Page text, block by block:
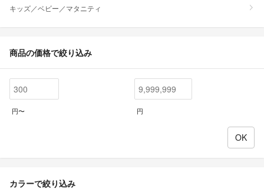
キッズ／ベビー／マタニティ
商品の価格で絞り込み
円〜 円
カラーで絞り込み